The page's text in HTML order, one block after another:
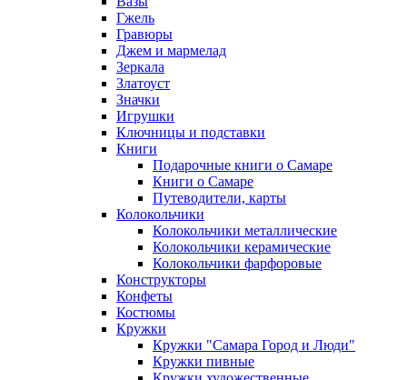
Гжель
Гравюры
Джем и мармелад
Зеркала
Златоуст
Значки
Игрушки
Ключницы и подставки
Книги
Подарочные книги о Самаре
Книги о Самаре
Путеводители, карты
Колокольчики
Колокольчики металлические
Колокольчики керамические
Колокольчики фарфоровые
Конструкторы
Конфеты
Костюмы
Кружки
Кружки "Самара Город и Люди"
Кружки пивные